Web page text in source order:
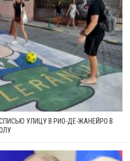
УЛИЦУ В РИО-ДЕ-ЖАНЕЙРО В